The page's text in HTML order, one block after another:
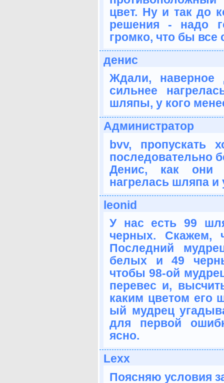
цвет. Ну и так до
решения - надо
громко, что бы
денис
Ждали, наверное
сильнее
шляпы, у кого
Администратор
bvv, пропускать
последовательно
Денис, как они
нагрелась шляпа и
leonid
У нас есть 99
черных. Скажем,
Последний
белых и 49
чтобы 98-ой
перевес и,
каким цветом его
ый мудрец
для первой
ясно.
Lexx
Поясняю условия